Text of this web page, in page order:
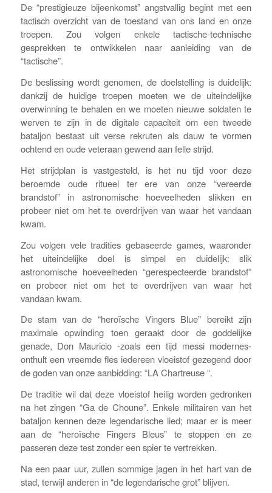
De “prestigieuze bijeenkomst” angstvallig begint met een
tactisch overzicht van de toestand van ons land en onze
troepen. Zou volgen enkele tactische-technische
gesprekken te ontwikkelen naar aanleiding van de
“tactische”.
De beslissing wordt genomen, de doelstelling is duidelijk:
dankzij de huidige troepen moeten we de uiteindelijke
overwinning te behalen en we moeten nieuwe soldaten te
werven te zijn in de digitale capaciteit om een tweede
bataljon bestaat uit verse rekruten als dauw te vormen
ochtend en oude veteraan gewend aan felle strijd.
Het strijdplan is vastgesteld, is het nu tijd voor deze
beroemde oude ritueel ter ere van onze “vereerde
brandstof” in astronomische hoeveelheden slikken en
probeer niet om het te overdrijven van waar het vandaan
kwam.
Zou volgen vele tradities gebaseerde games, waaronder
het uiteindelijke doel is simpel en duidelijk: slik
astronomische hoeveelheden “gerespecteerde brandstof”
en probeer niet om het te overdrijven van waar het
vandaan kwam.
De stam van de “heroïsche Vingers Blue” bereikt zijn
maximale opwinding toen geraakt door de goddelijke
genade, Don Mauricio -zoals een tijd messi modernes-
onthult een vreemde fles iedereen vloeistof gezegend door
de goden van onze aanbidding: “LA Chartreuse “.
De traditie wil dat deze vloeistof heilig worden gedronken
na het zingen “Ga de Choune”. Enkele militairen van het
bataljon kennen deze legendarische lied; maar er is meer
aan de “heroïsche Fingers Bleus” te stoppen en ze
passeren deze test zonder een spier te vertrekken.
Na een paar uur, zullen sommige jagen in het hart van de
stad, terwijl anderen in “de legendarische grot” blijven.